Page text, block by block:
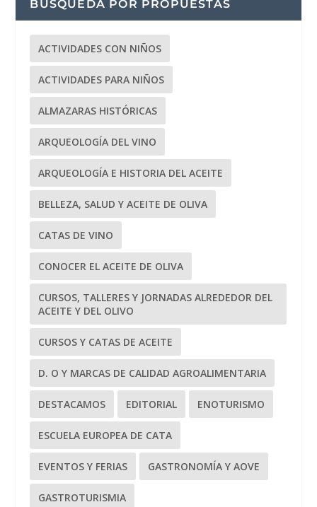
BÚSQUEDA POR PROPUESTAS
ACTIVIDADES CON NIÑOS
ACTIVIDADES PARA NIÑOS
ALMAZARAS HISTÓRICAS
ARQUEOLOGÍA DEL VINO
ARQUEOLOGÍA E HISTORIA DEL ACEITE
BELLEZA, SALUD Y ACEITE DE OLIVA
CATAS DE VINO
CONOCER EL ACEITE DE OLIVA
CURSOS, TALLERES Y JORNADAS ALREDEDOR DEL
ACEITE Y DEL OLIVO
CURSOS Y CATAS DE ACEITE
D. O Y MARCAS DE CALIDAD AGROALIMENTARIA
DESTACAMOS EDITORIAL ENOTURISMO
ESCUELA EUROPEA DE CATA
EVENTOS Y FERIAS GASTRONOMÍA Y AOVE
GASTROTURISMIA